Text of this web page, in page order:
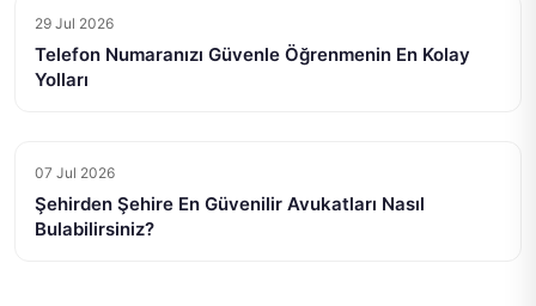
29 Jul 2026
Telefon Numaranızı Güvenle Öğrenmenin En Kolay
Yolları
07 Jul 2026
Şehirden Şehire En Güvenilir Avukatları Nasıl
Bulabilirsiniz?